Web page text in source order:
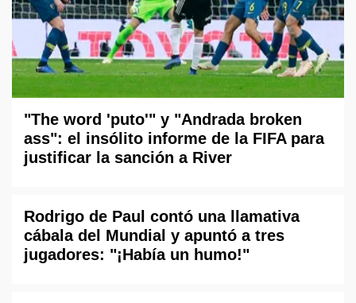
"The word 'puto'" y "Andrada broken
ass": el insólito informe de la FIFA para
justificar la sanción a River
Rodrigo de Paul contó una llamativa
cábala del Mundial y apuntó a tres
jugadores: "¡Había un humo!"